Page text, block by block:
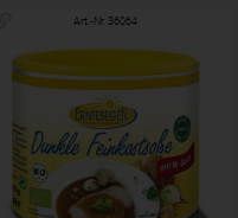
Art.-Nr. 36064